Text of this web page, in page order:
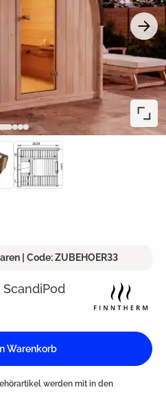
| Code: ZUBEHOER33
Warenkorb
werden mit in den